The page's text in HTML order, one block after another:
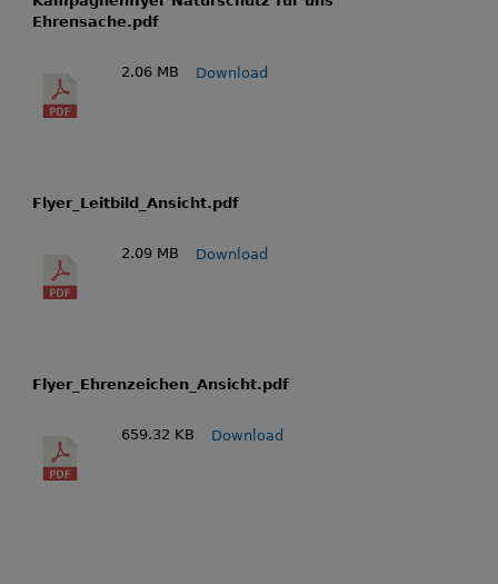
Ehrensache.pdf
2.06 MB Download
Flyer_Leitbild_Ansicht.pdf
2.09 MB Download
Flyer_Ehrenzeichen_Ansicht.pdf
659.32 KB Download